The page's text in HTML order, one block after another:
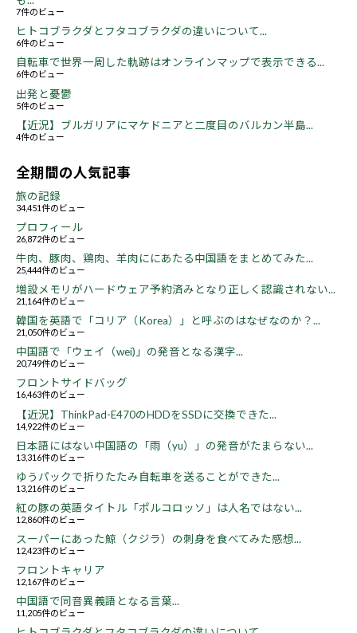
7件のビュー
ヒトコブラクダとフタコブラクダの違いについて...
6件のビュー
自転車で世界一周した軌跡はオンラインマップで表示できる...
6件のビュー
出発と憂鬱
5件のビュー
【近況】ブルガリアにマケドニアと二度目のバルカン半島...
4件のビュー
全期間の人気記事
旅の記録
34,451件のビュー
プロフィール
26,872件のビュー
牛肉、豚肉、鶏肉、羊肉ににあたる中国語をまとめてみた...
25,444件のビュー
増設メモリがハードウェア予約済みとなり正しく認識されない...
21,164件のビュー
韓国を英語で「コリア（Korea）」と呼ぶのはなぜなのか？...
21,050件のビュー
中国語で「ウェイ（wei)」の発音となる漢字...
20,749件のビュー
フロントサイドバッグ
16,463件のビュー
【近況】ThinkPad-E470のHDDをSSDに交換できた...
14,922件のビュー
日本語にはない中国語の「雨（yu）」の発音がたまらない...
13,316件のビュー
ゆうパックで折りたたみ自転車を送ることができた...
13,216件のビュー
紅の豚の英語タイトル「ポルコロッソ」は人名ではない...
12,860件のビュー
スーパーにあった鯨（クジラ）の刺身を食べてみた感想...
12,423件のビュー
フロントキャリア
12,167件のビュー
中国語で同音異義語となる言葉...
11,205件のビュー